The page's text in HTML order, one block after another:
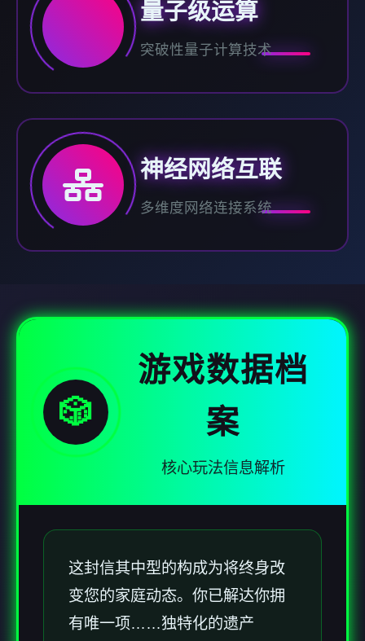
量子级运算
突破性量子计算技术
神经网络互联
多维度网络连接系统
🎲
游戏数据档
案
核心玩法信息解析
这封信其中型的构成为将终身改
变您的家庭动态。你已解达你拥
有唯一项……独特化的遗产